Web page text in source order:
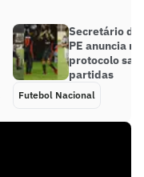
Secretário da
PE anuncia
protocolo
partidas
Futebol Nacional